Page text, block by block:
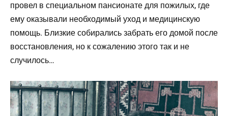
провел в специальном пансионате для пожилых, где
ему оказывали необходимый уход и медицинскую
помощь. Близкие собирались забрать его домой после
восстановления, но к сожалению этого так и не
случилось…